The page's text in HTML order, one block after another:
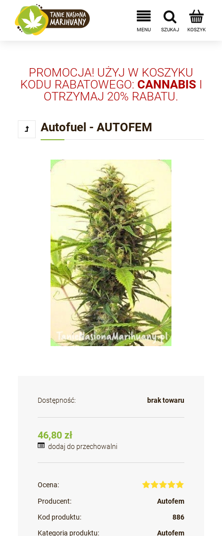
PROMOCJA! UŻYJ W KOSZYKU
KODU RABATOWEGO: CANNABIS I
OTRZYMAJ 20% RABATU.
Autofuel - AUTOFEM
Dostępność: brak towaru
46,80 zł
dodaj do przechowalni
Ocena:
Producent:
Autofem
Kod produktu:
886
Kategoria produktu:
Autofem